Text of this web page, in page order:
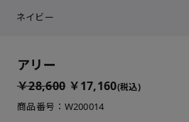
ネイビー
アリー
￥28,600 ￥17,160(税込)
商品番号：W200014